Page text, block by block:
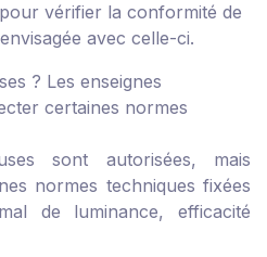
vérifier la conformité de
avec celle-ci.
? Les enseignes
certaines normes
sont autorisées, mais
normes techniques fixées
de luminance, efficacité